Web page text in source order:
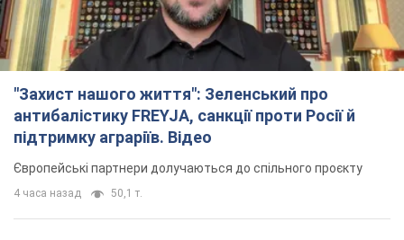
"Захист нашого життя": Зеленський про
антибалістику FREYJA, санкції проти Росії й
підтримку аграріїв. Відео
Європейські партнери долучаються до спільного проєкту
4 часа назад 50,1 т.